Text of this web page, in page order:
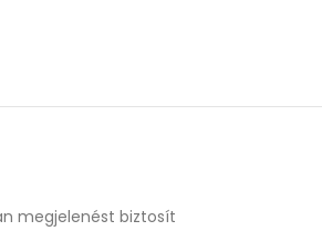
megjelenést biztosít